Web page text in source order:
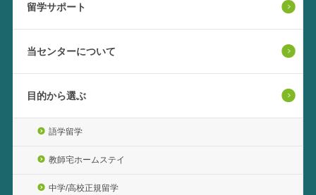
留学サポート
当センターについて
目的から選ぶ
語学留学
教師宅ホームステイ
中学/高校正規留学